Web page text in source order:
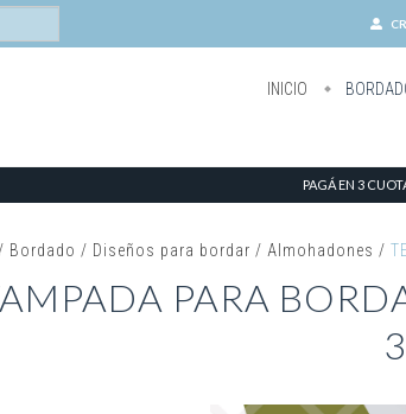
INICIO
PAGÁ EN 3
/ Bordado / Diseños para bordar / Almohadones /
PARA